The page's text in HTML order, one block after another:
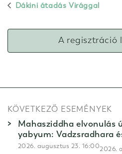
Dákini átadás Virággal
A regisztráció
KÖVETKEZŐ ESEMÉNYEK
Mahasziddha elvonulás
yabyum: Vadzsradhara
2026.
2026. augusztus 23. 16:00